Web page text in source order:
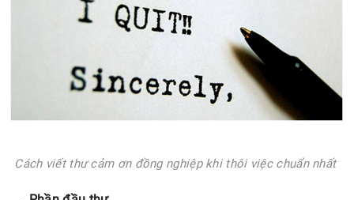
Cách viết thư cảm ơn đồng nghiệp khi thôi việc chuẩn nhất